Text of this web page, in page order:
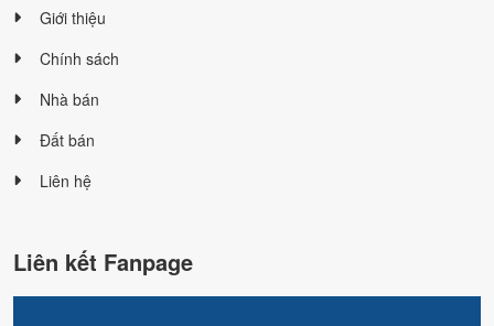
Giới thiệu
Chính sách
Nhà bán
Đất bán
Liên hệ
Liên kết Fanpage